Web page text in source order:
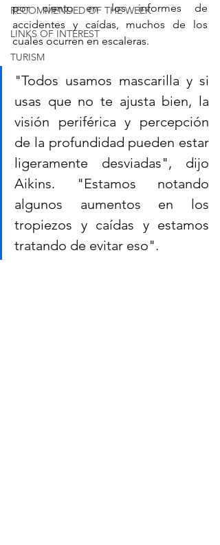
RECOMMENDED OF THE WEEK
LINKS OF INTEREST
TURISM
por ciento en los informes de
accidentes y caídas, muchos de los
cuales ocurren en escaleras.
"Todos usamos mascarilla y si
usas que no te ajusta bien, la
visión periférica y percepción
de la profundidad pueden estar
ligeramente desviadas", dijo
Aikins. "Estamos notando
algunos aumentos en los
tropiezos y caídas y estamos
tratando de evitar eso".